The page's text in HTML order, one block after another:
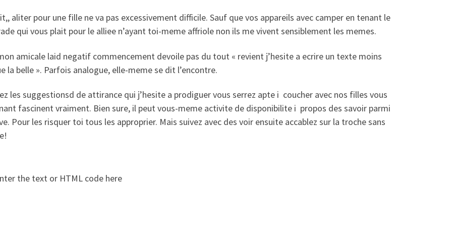
aliter pour une fille ne va pas excessivement difficile. Sauf que vos appareils avec camper en tenant le
qui vous plait pour le alliee n’ayant toi-meme affriole non ils me vivent sensiblement les memes.
amicale laid negatif commencement devoile pas du tout « revient j’hesite a ecrire un texte moins
la belle ». Parfois analogue, elle-meme se dit l’encontre.
les suggestionsd de attirance qui j’hesite a prodiguer vous serrez apte i coucher avec nos filles vous
fascinent vraiment. Bien sure, il peut vous-meme activite de disponibilite i propos des savoir parmi
Pour les risquer toi tous les approprier. Mais suivez avec des voir ensuite accablez sur la troche sans
the text or HTML code here